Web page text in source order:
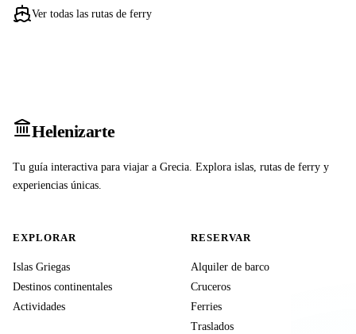
Ver todas las rutas de ferry
Helenizarte
Tu guía interactiva para viajar a Grecia. Explora islas, rutas de ferry y
experiencias únicas.
EXPLORAR
Islas Griegas
Destinos continentales
Actividades
RESERVAR
Alquiler de barco
Cruceros
Ferries
Traslados